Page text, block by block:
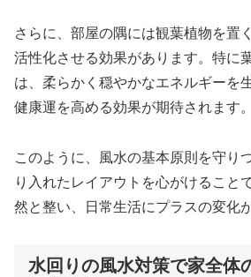
さらに、部屋の隅には観葉植物を置
活性化させる効果があります。特に
は、柔らかく穏やかなエネルギーを
健康運を高める効果が期待されます。
このように、風水の基本原則を守り
り入れたレイアウトを心がけること
然と整い、日常生活にプラスの変化
水回りの風水対策で家全体